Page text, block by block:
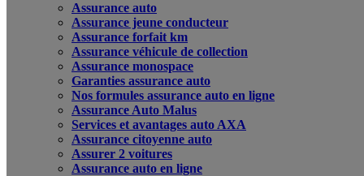
Assurance auto
Assurance jeune conducteur
Assurance forfait km
Assurance véhicule de collection
Assurance monospace
Garanties assurance auto
Nos formules assurance auto en ligne
Assurance Auto Malus
Services et avantages auto AXA
Assurance citoyenne auto
Assurer 2 voitures
Assurance auto en ligne